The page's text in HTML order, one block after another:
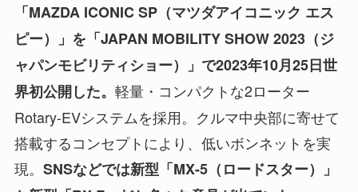
「MAZDA ICONIC SP（マツダアイコニック エス
ピー）」を「JAPAN MOBILITY SHOW 2023（ジ
ャパンモビリティショー）」で2023年10月25日世
界初公開した。 軽量・コンパクトな2ローター
Rotary-EVシステムを採用。クルマ中央部に寄せて
搭載するコンセプトにより、低いボンネットを実
現。 SNSなどでは新型「MX-5（ロードスター）」